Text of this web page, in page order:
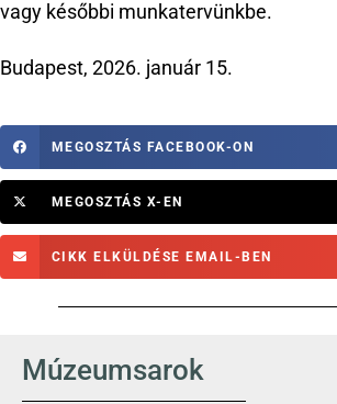
vagy későbbi munkatervünkbe.
Budapest, 2026. január 15.
MEGOSZTÁS FACEBOOK-ON
MEGOSZTÁS X-EN
CIKK ELKÜLDÉSE EMAIL-BEN
Múzeumsarok